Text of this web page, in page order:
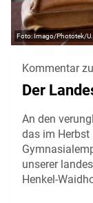
Imago/Phototek/
Kommentar
Der
An den
das im Herbst
unserer
Henkel-